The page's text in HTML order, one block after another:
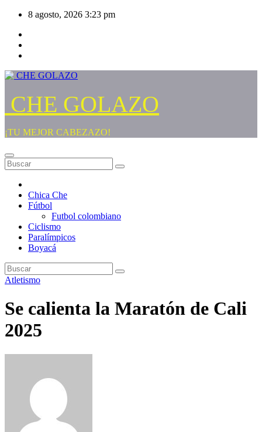
Saltar
contenido
8 agosto, 2026 3:23 pm
CHE GOLAZO
¡TU MEJOR CABEZAZO!
Chica Che
Fútbol
Futbol colombiano
Ciclismo
Paralímpicos
Boyacá
Atletismo
Se calienta la Maratón de Cali
2025